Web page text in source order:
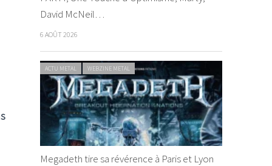
David McNeil…
6 AOÛT 2026
ACTU METAL WEBZINE METAL
Megadeth tire sa révérence à Paris et Lyon